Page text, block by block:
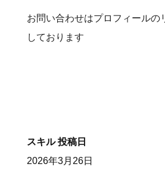
お問い合わせはプロフィールの
しております
スキル 投稿日
2026年3月26日